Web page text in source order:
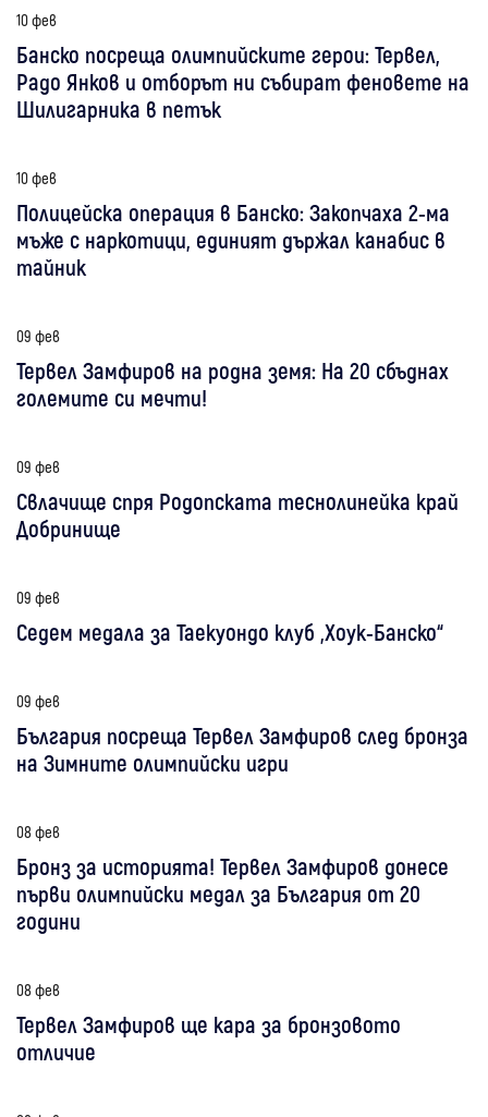
10 фев
Банско посреща олимпийските герои: Тервел,
Радо Янков и отборът ни събират феновете на
Шилигарника в петък
10 фев
Полицейска операция в Банско: Закопчаха 2-ма
мъже с наркотици, единият държал канабис в
тайник
09 фев
Тервел Замфиров на родна земя: На 20 сбъднах
големите си мечти!
09 фев
Свлачище спря Родопската теснолинейка край
Добринище
09 фев
Седем медала за Таекуондо клуб „Хоук-Банско“
09 фев
България посреща Тервел Замфиров след бронза
на Зимните олимпийски игри
08 фев
Бронз за историята! Тервел Замфиров донесе
първи олимпийски медал за България от 20
години
08 фев
Тервел Замфиров ще кара за бронзовото
отличие